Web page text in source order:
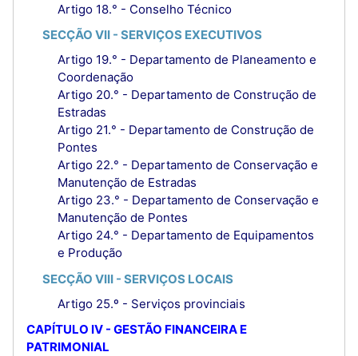
Artigo 18.° - Conselho Técnico
SECÇÃO VII - SERVIÇOS EXECUTIVOS
Artigo 19.° - Departamento de Planeamento e
Coordenação
Artigo 20.° - Departamento de Construção de
Estradas
Artigo 21.° - Departamento de Construção de
Pontes
Artigo 22.° - Departamento de Conservação e
Manutenção de Estradas
Artigo 23.° - Departamento de Conservação e
Manutenção de Pontes
Artigo 24.° - Departamento de Equipamentos
e Produção
SECÇÃO VIII - SERVIÇOS LOCAIS
Artigo 25.º - Serviços provinciais
CAPÍTULO IV - GESTÃO FINANCEIRA E
PATRIMONIAL